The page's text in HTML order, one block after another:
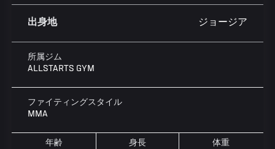
出身地 ジョージア
所属ジム
ALLSTARTS GYM
ファイティングスタイル
MMA
年齢 身長 体重